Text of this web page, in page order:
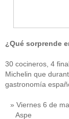
¿Qué sorprende
30 cocineros, 4
Michelin que
gastronomía
Viernes 6 de
Aspe